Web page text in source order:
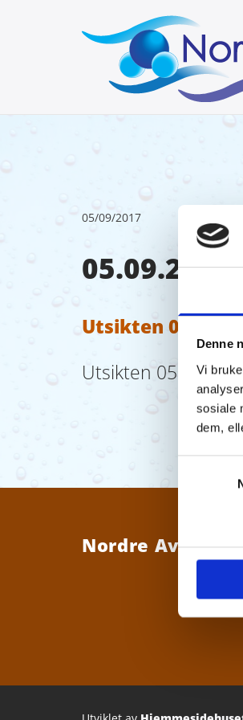
Denne
Vi
sosiale
dem,
05/09/2017
05.09.2017
Utsikten
Utsikten
Nordre Averøy